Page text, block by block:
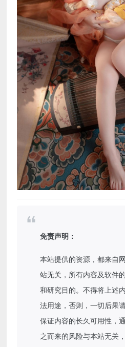
免责声明：
本站提供的资源，都来自
站无关，所有内容及软件
和研究目的。不得将上述
法用途，否则，一切后果
保证内容的长久可用性，
之而来的风险与本站无关